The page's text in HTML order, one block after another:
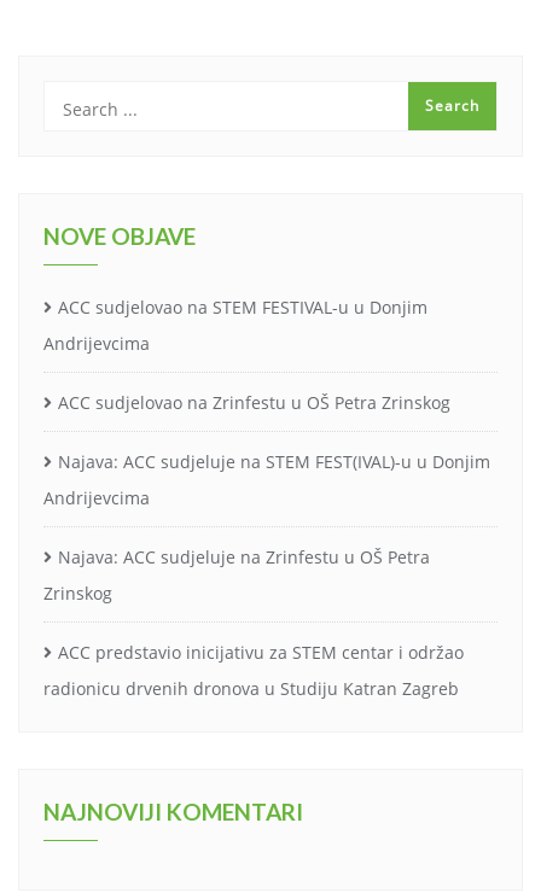
NOVE OBJAVE
ACC sudjelovao na STEM FESTIVAL-u u Donjim
Andrijevcima
ACC sudjelovao na Zrinfestu u OŠ Petra Zrinskog
Najava: ACC sudjeluje na STEM FEST(IVAL)-u u Donjim
Andrijevcima
Najava: ACC sudjeluje na Zrinfestu u OŠ Petra
Zrinskog
ACC predstavio inicijativu za STEM centar i održao
radionicu drvenih dronova u Studiju Katran Zagreb
NAJNOVIJI KOMENTARI